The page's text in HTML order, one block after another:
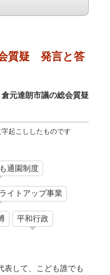
質疑 発言と答
元達朗市議の総会質疑
起こししたものです
通園制度
イトアップ事業
平和行政
表して、こども誰でも